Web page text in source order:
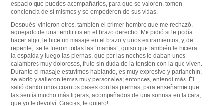
espacio que puedes acompañarlos, para que se valoren, tomen
conciencia de sí mismos y se empoderen de sus vidas.
Después vinieron otros, también el primer hombre que me rechazó,
aquejado de una tendinitis en el brazo derecho. Me pidió si le podía
hacer algo, le hice un masaje en el brazo y unos estiramientos, y, de
repente, se le fueron todas las “manías”; quiso que también le hiciera
la espalda y luego las piernas, que por las noches le daban unos
calambres muy dolorosos, fruto sin duda de la tensión con la que viven.
Durante el masaje estuvimos hablando, es muy expresivo y parlanchín,
se abrió y salieron temas muy personales; entonces, entendí más. Él
salió dando unos cuantos pases con las piernas, para enseñarme que
las sentía mucho más ligeras, acompañados de una sonrisa en la cara,
que yo le devolví. Gracias, te quiero!